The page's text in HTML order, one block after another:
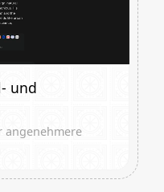
und
angenehmere